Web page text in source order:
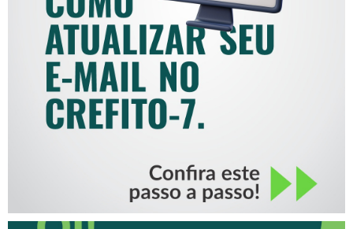
COMO ATUALIZAR SEU E-
MAIL NO CREFITO-7